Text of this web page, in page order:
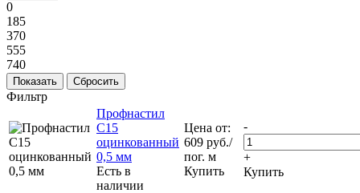
0
185
370
555
740
Сбросить
Фильтр
Профнастил
С15
оцинкованный
0,5 мм
Есть в
наличии
Цена от:
609 руб./
пог. м
Купить
-
+
Купить